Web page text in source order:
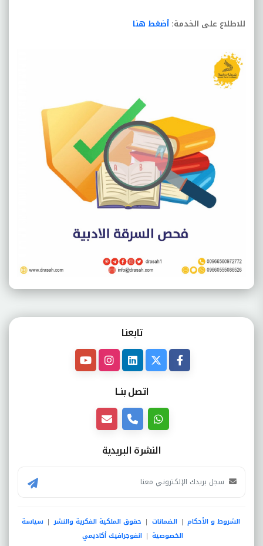
للاطلاع على الخدمة: أضغط هنا
تابعنـا
اتصل بنــا
النشرة البريدية
الشروط و الأحكام | الضمانات | حقوق الملكية الفكرية والنشر | سياسة
الخصوصية | انفوجرافيك أكاديمي